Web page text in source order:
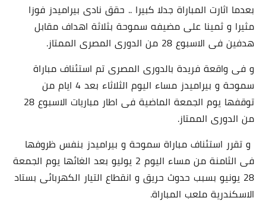
بعدما اثارت المباراة جدلا كبيرا .. حقق نادى بيراميدز فوزا
مثيرا و ثمينا على مضيفه سموحة بثلاثة اهداف مقابل
هدفين فى الاسبوع 28 من الدورى المصرى الممتاز.
و فى واقعة فريدة بالدورى المصرى تم استئناف مباراة
سموحة و بيراميدز مساء اليوم الثلاثاء بعد 4 ايام من
توقفها يوم الجمعة الماضية فى اطار مباريات الاسبوع 28
من الدورى الممتاز.
و تقرر استئناف مباراة سموحة و بيراميدز بنفس ظروفها
فى الثامنة من مساء اليوم 2 يوليو بعد الغائها يوم الجمعة
28 يونيو بسبب حدوث حريق و انقطاع التيار الكهربائى بستاد
الاسكندرية ملعب المباراة.